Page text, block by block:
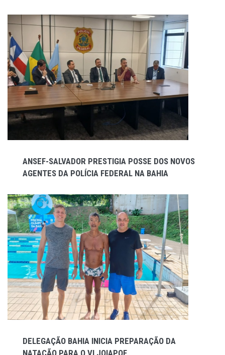
ANSEF-SALVADOR PRESTIGIA POSSE DOS NOVOS
AGENTES DA POLÍCIA FEDERAL NA BAHIA
DELEGAÇÃO BAHIA INICIA PREPARAÇÃO DA
NATAÇÃO PARA O VI JOIAPOF